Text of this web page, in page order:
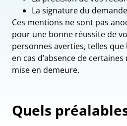
La signature du
Ces mentions ne sont pas
pour une bonne réussite de
personnes averties, telles
en cas d’absence de
mise en demeure.
Quels